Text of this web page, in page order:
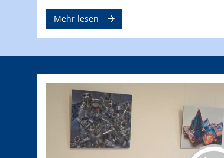
Mehr lesen